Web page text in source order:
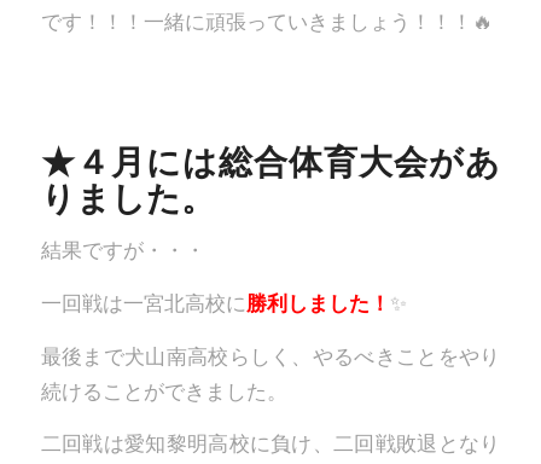
です！！！一緒に頑張っていきましょう！！！🔥
★４月には総合体育大会があ
りました。
結果ですが・・・
一回戦は一宮北高校に勝利しました！ ✨
最後まで犬山南高校らしく、やるべきことをやり
続けることができました。
二回戦は愛知黎明高校に負け、二回戦敗退となり